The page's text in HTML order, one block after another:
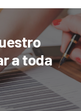
a toda